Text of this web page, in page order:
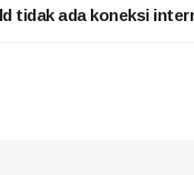
tidak ada koneksi